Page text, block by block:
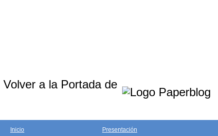
Volver a la Portada de
Inicio
Presentación